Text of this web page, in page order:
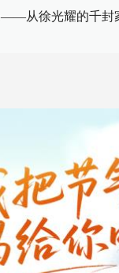
——从徐光耀的千封